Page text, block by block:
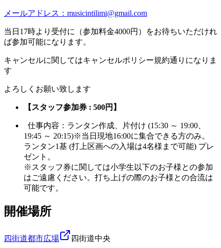
メールアドレス：musicintilimi@gmail.com
当日17時より受付に（参加料金4000円）をお待ちいただけれ
ば参加可能になります。
キャンセルに関してはキャンセルポリシー規約通りになりま
す
よろしくお願い致します
【スタッフ参加券 : 500円】
仕事内容：ランタン作成、片付け (15:30 ～ 19:00、
19:45 ～ 20:15)※当日現地16:00に集合できる方のみ。
ランタン1基 (打上区画への入場は4名様まで可能) プレ
ゼント。
※スタッフ券に関しては小学生以下のお子様との参加
はご遠慮ください。打ち上げの際のお子様との合流は
可能です。
開催場所
四街道都市広場 四街道中央